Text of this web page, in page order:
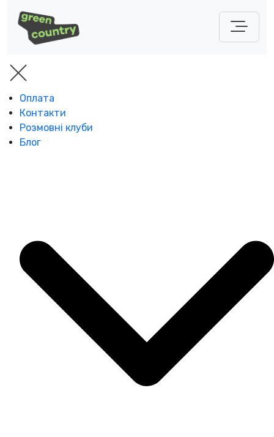
Оплата
Контакти
Розмовні клуби
Блог